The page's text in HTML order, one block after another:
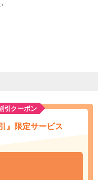
引クーポン
』限定サービス